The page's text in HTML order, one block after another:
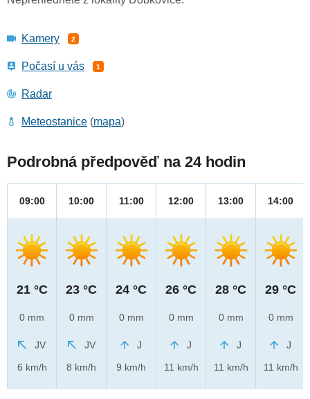
Kamery 2
Počasí u vás 1
Radar
Meteostanice (mapa)
Podrobná předpověď na 24 hodin
09:00
21 °C
0 mm
JV
6 km/h
10:00
23 °C
0 mm
JV
8 km/h
11:00
24 °C
0 mm
J
9 km/h
12:00
26 °C
0 mm
J
11 km/h
13:00
28 °C
0 mm
J
11 km/h
14:00
29 °C
0 mm
J
11 km/h